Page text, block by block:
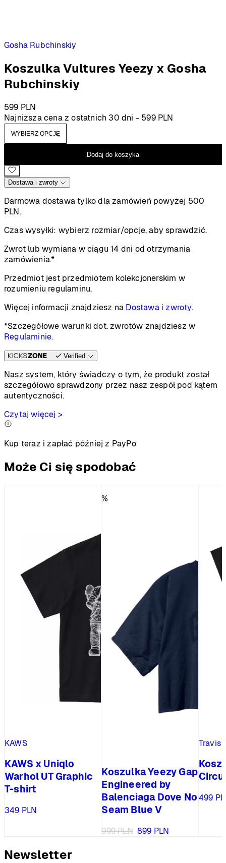
Gosha Rubchinskiy
Koszulka Vultures Yeezy x Gosha
Rubchinskiy
599 PLN
Najniższa cena z ostatnich 30 dni - 599 PLN
Dodaj do koszyka
Dostawa i zwroty
Darmowa dostawa tylko dla zamówień powyżej 500
PLN.
Czas wysyłki: wybierz rozmiar/opcje, aby sprawdzić.
Zwrot lub wymiana w ciągu 14 dni od otrzymania
zamówienia.*
Przedmiot jest przedmiotem kolekcjonerskim w
rozumieniu regulaminu.
Więcej informacji znajdziesz na Dostawa i zwroty.
*Szczegółowe warunki dot. zwrotów znajdziesz w
Regulaminie.
Verified
Nasz system, który świadczy o tym, że produkt został
szczegółowo sprawdzony przez nasz zespół pod kątem
autentyczności.
Czytaj więcej >
Kup teraz i zapłać później z PayPo
Może Ci się spodobać
KAWS
KAWS x Uniqlo
Warhol UT Graphic
T-shirt
349 PLN
Koszulka Yeezy Gap
Engineered by
Balenciaga Dove No
Seam Blue V
999PLN Pierwotna
899 PLN
Travis
499
Newsletter